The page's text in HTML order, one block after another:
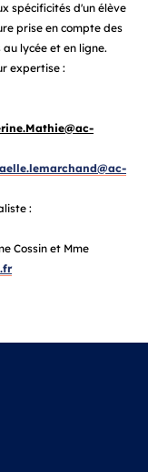
spécificités d'un élève
prise en compte des
lycée et en ligne.
expertise :
:
Cossin et Mme